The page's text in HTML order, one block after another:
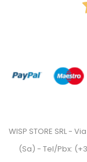
WISP STORE SRL -
(Sa) - Tel/Pbx: